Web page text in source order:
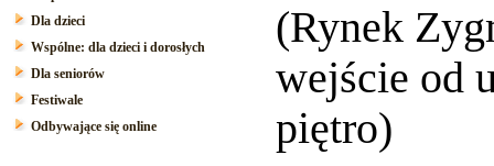
Dla dzieci
Wspólne: dla dzieci i dorosłych
Dla seniorów
Festiwale
Odbywające się online
(Rynek
wejście od
piętro)